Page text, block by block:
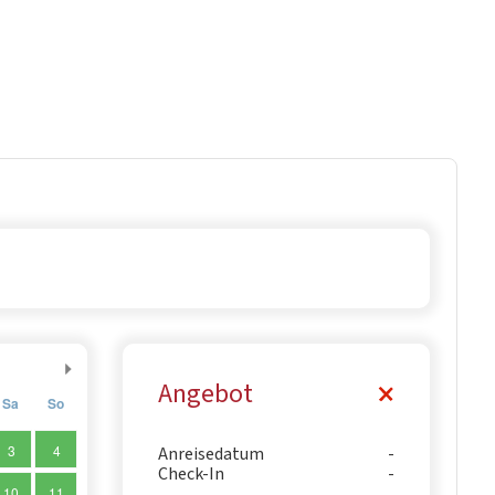
Sa So
3 4
Angebot
Anreisedatum
Check-In